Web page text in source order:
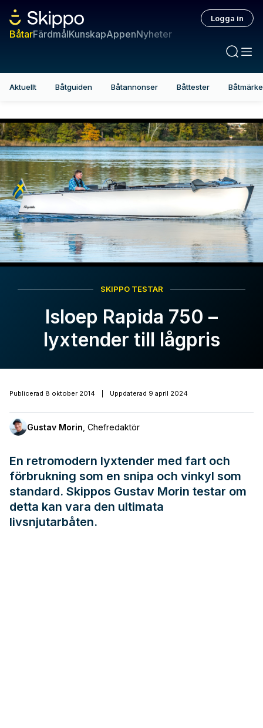
BåtarFärdmålKunskapAppenNyheter
Logga in
Aktuellt Båtguiden Båtannonser Båttester
SKIPPO TESTAR
Isloep Rapida 750 –
lyxtender till lågpris
Publicerad 8 oktober 2014 Uppdaterad 9 april 2024
Gustav Morin Chefredaktör
En retromodern lyxtender med fart och
förbrukning som en snipa och vinkyl som
standard. Skippos Gustav Morin testar om
detta kan vara den ultimata
livsnjutarbåten.